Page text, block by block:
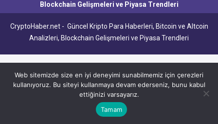
Blockchain Gelişmeleri ve Piyasa Trendleri
CryptoHaber.net - Güncel Kripto Para Haberleri, Bitcoin ve Altcoin
Analizleri, Blockchain Gelişmeleri ve Piyasa Trendleri
Web sitemizde size en iyi deneyimi sunabilmemiz için çerezleri
kullanıyoruz. Bu siteyi kullanmaya devam ederseniz, bunu kabul
ettiğinizi varsayarız.
Tamam